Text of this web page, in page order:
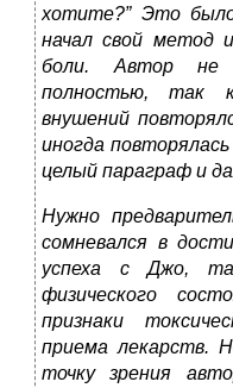
хотите?” Это
начал свой метод
боли. Автор не
полностью, так
внушений
иногда
целый параграф и
Нужно
сомневался в
успеха с Джо,
физического
признаки
приема лекарств.
точку зрения